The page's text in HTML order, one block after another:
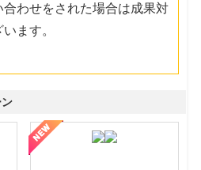
わせをされた場合は成果対
ます。